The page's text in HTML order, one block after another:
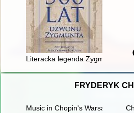
Literacka legenda
FRYDERYK
Music in Chopin's Warsaw